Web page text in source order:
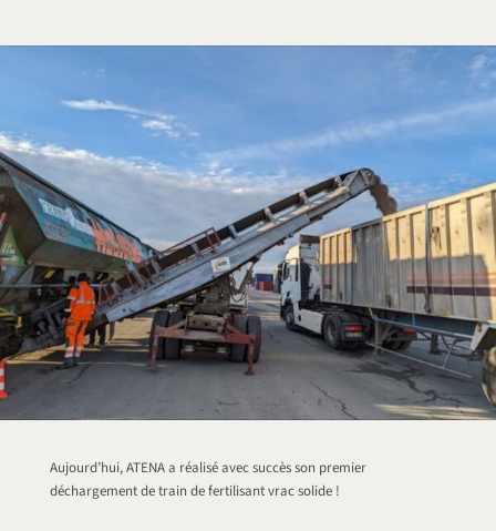
Aujourd’hui, ATENA a réalisé avec succès son premier
déchargement de train de fertilisant vrac solide !